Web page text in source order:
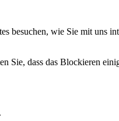
besuchen, wie Sie mit uns
Sie, dass das Blockieren